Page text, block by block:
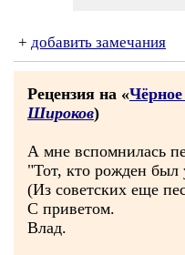
+ добавить замечания
Рецензия на «
Широков)
А мне вспомнилась
"Тот, кто рожден был
(Из советских еще
С приветом.
Влад.